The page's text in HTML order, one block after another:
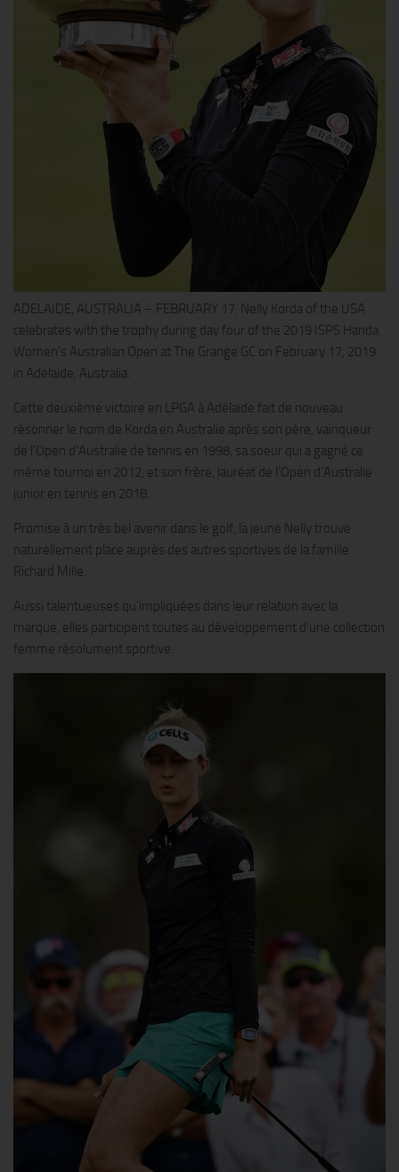
ADELAIDE, AUSTRALIA – FEBRUARY 17: Nelly Korda of the USA
celebrates with the trophy during day four of the 2019 ISPS Handa
Women’s Australian Open at The Grange GC on February 17, 2019
in Adelaide, Australia.
Cette deuxième victoire en LPGA à Adélaïde fait de nouveau
résonner le nom de Korda en Australie après son père, vainqueur
de l’Open d’Australie de tennis en 1998, sa soeur qui a gagné ce
même tournoi en 2012, et son frère, lauréat de l’Open d’Australie
junior en tennis en 2018.
Promise à un très bel avenir dans le golf, la jeune Nelly trouve
naturellement place auprès des autres sportives de la famille
Richard Mille.
Aussi talentueuses qu’impliquées dans leur relation avec la
marque, elles participent toutes au développement d’une collection
femme résolument sportive.